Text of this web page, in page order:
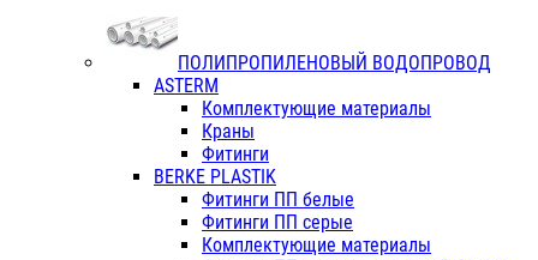
ПОЛИПРОПИЛЕНОВЫЙ ВОДОПРОВОД
ASTERM
Комплектующие материалы
Краны
Фитинги
BERKE PLASTIK
Фитинги ПП белые
Фитинги ПП серые
Комплектующие материалы